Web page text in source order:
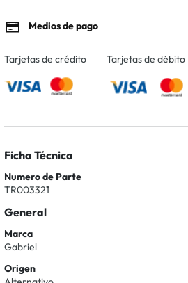
Medios de pago
Tarjetas de crédito Tarjetas de débito
Ficha Técnica
Numero de Parte
TR003321
General
Marca
Gabriel
Origen